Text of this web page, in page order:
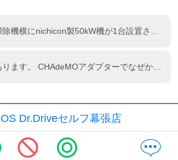
Dr.Driveセルフ幕張店